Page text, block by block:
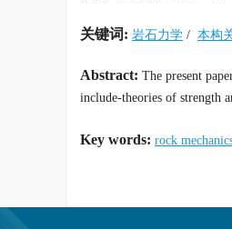
关键词: 岩石力学 / 本构
Abstract: The present
include-theories of strength
Key words: rock